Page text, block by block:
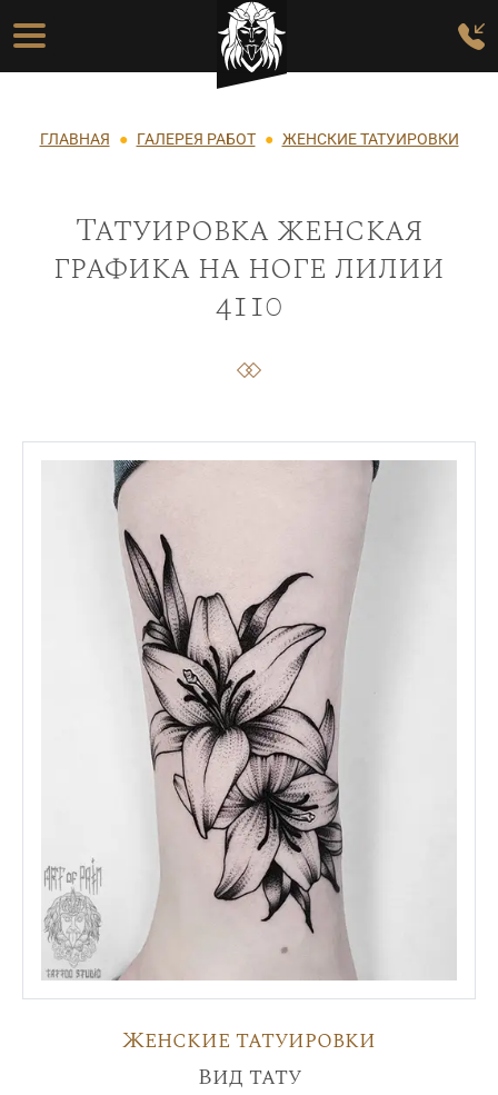
Перейти к основному содержанию
Основная навигация
Строка навигации
ГЛАВНАЯ ГАЛЕРЕЯ РАБОТ ЖЕНСКИЕ ТАТУИРОВКИ
Татуировка женская
графика на ноге лилии
4110
Женские татуировки
Вид тату